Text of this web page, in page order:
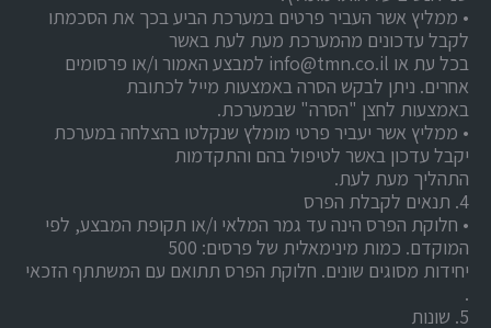
• ממליץ אשר העביר פרטים במערכת הביע בכך את הסכמתו
לקבל עדכונים מהמערכת מעת לעת באשר
בכל עת או info@tmn.co.il למבצע האמור ו/או פרסומים
אחרים. ניתן לבקש הסרה באמצעות מייל לכתובת
באמצעות לחצן "הסרה" שבמערכת.
• ממליץ אשר יעביר פרטי מומלץ שנקלטו בהצלחה במערכת
יקבל עדכון באשר לטיפול בהם והתקדמות
התהליך מעת לעת.
4. תנאים לקבלת הפרס
• חלוקת הפרס הינה עד גמר המלאי ו/או תקופת המבצע, לפי
המוקדם. כמות מינימאלית של פרסים: 500
יחידות מסוגים שונים. חלוקת הפרס תתואם עם המשתתף הזכאי
.
5. שונות